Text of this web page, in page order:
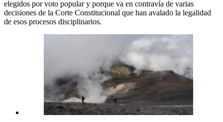
elegidos por voto popular y porque va en contravía de varias
decisiones de la Corte Constitucional que han avalado la legalidad
de esos procesos disciplinarios.